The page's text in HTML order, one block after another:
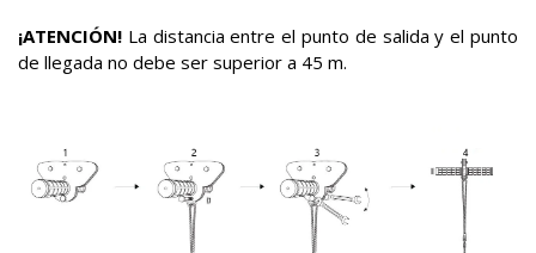
¡ATENCIÓN! La distancia entre el punto de salida y el punto
de llegada no debe ser superior a 45 m.